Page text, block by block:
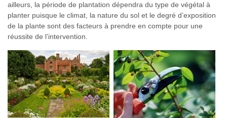
ailleurs, la période de plantation dépendra du type de végétal à
planter puisque le climat, la nature du sol et le degré d’exposition
de la plante sont des facteurs à prendre en compte pour une
réussite de l’intervention.